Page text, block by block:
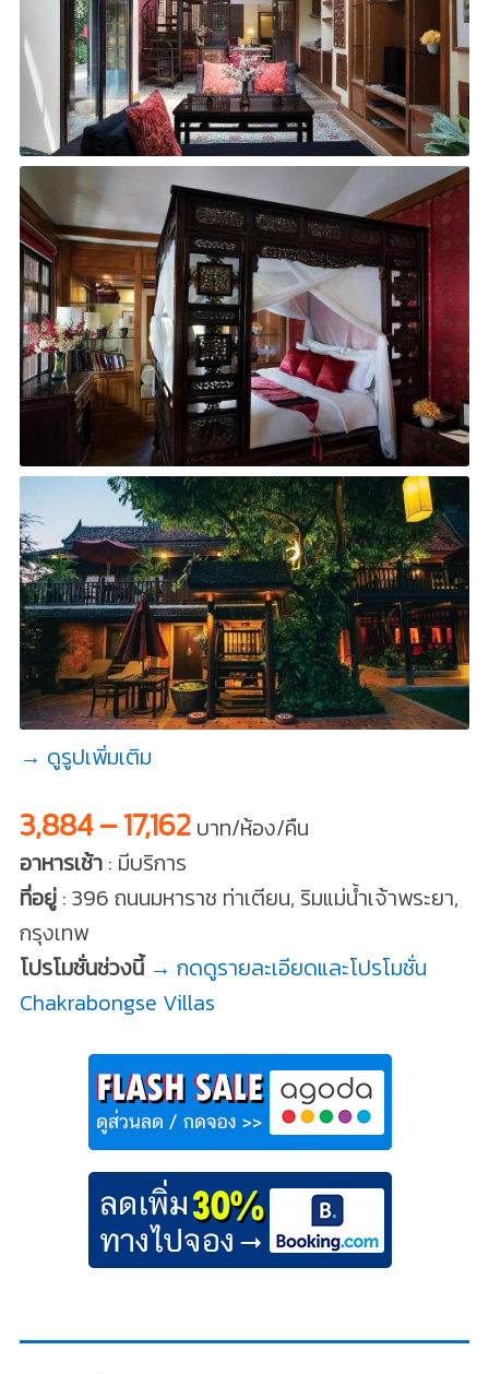
→ ดูรูปเพิ่มเติม
3,884 – 17,162บาท/ห้อง/คืน
อาหารเช้า: มีบริการ
ที่อยู่: 396 ถนนมหาราช ท่าเตียน, ริมแม่น้ำเจ้าพระยา,
กรุงเทพ
โปรโมชั่นช่วงนี้ → กดดูรายละเอียดและโปรโมชั่น
Chakrabongse Villas